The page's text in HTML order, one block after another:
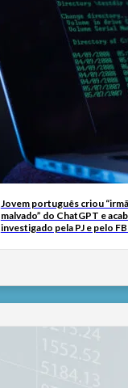
Jovem português criou
malvado” do ChatGPT e
investigado pela PJ e pelo